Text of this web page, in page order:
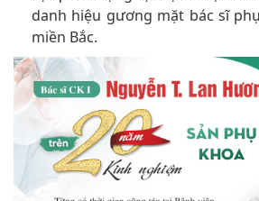
danh hiệu gương mặt bác sĩ
miền Bắc.